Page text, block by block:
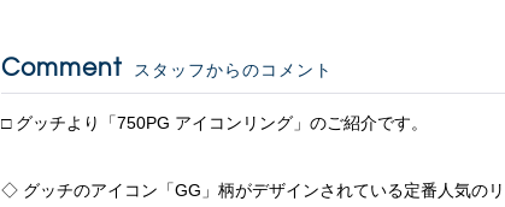
Comment スタッフからのコメント
□ グッチより「750PG アイコンリング」のご紹介です。
◇ グッチのアイコン「GG」柄がデザインされている定番人気のリ